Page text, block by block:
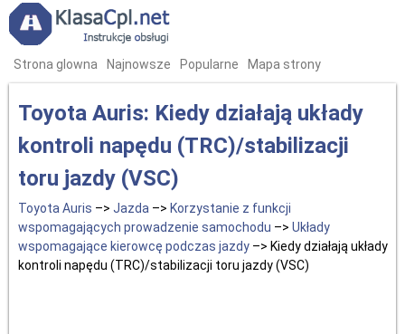
Strona glowna Najnowsze Popularne Mapa strony
Toyota Auris: Kiedy działają układy
kontroli napędu (TRC)/stabilizacji
toru jazdy (VSC)
Toyota Auris –> Jazda –> Korzystanie z funkcji
wspomagających prowadzenie samochodu –> Układy
wspomagające kierowcę podczas jazdy –> Kiedy działają układy
kontroli napędu (TRC)/stabilizacji toru jazdy (VSC)